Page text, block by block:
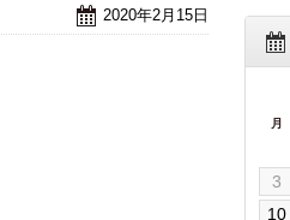
2020年2月15日
月
3
10